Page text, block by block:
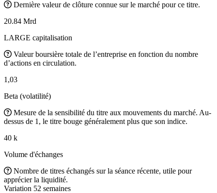
Dernière valeur de clôture connue sur le marché pour ce titre.
20.84 Mrd
LARGE capitalisation
Valeur boursière totale de l’entreprise en fonction du nombre
d’actions en circulation.
1,03
Beta (volatilité)
Mesure de la sensibilité du titre aux mouvements du marché. Au-
dessus de 1, le titre bouge généralement plus que son indice.
40 k
Volume d'échanges
Nombre de titres échangés sur la séance récente, utile pour
apprécier la liquidité.
Variation 52 semaines